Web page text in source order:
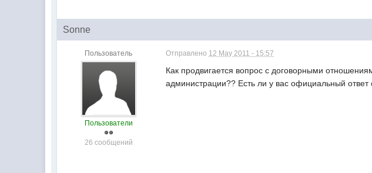
Sonne
Пользователь
Пользователи
26 сообщений
Отправлено 12 May 2011 - 15:57
Как продвигается вопрос с договорными
администрации?? Есть ли у вас официальный